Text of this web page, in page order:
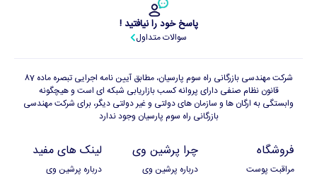
پاسخ خود را نیافتید !
سوالات متداول
شرکت مهندسی بازرگانی راه سوم پارسیان، مطابق آیین نامه اجرایی تبصره ماده 87
قانون نظام صنفی دارای پروانه کسب بازاریابی شبکه ای است و هیچگونه
وابستگی به ارگان ها و سازمان های دولتی و غیر دولتی دیگر، برای شرکت مهندسی
بازرگانی راه سوم پارسیان وجود ندارد
فروشگاه
مراقبت پوست
چرا پرشین وی
درباره پرشین وی
لینک های مفید
درباره پرشین وی